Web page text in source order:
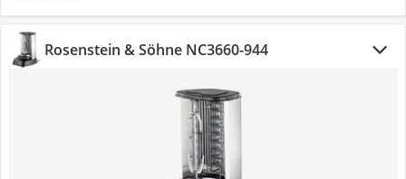
Rosenstein & Söhne NC3660-944